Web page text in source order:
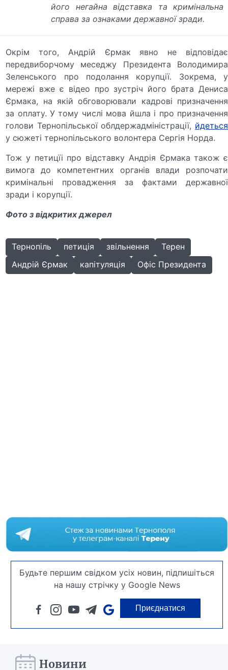
його негайна відставка та кримінальна
справа за ознаками державної зради.
Окрім того, Андрій Єрмак явно не відповідає
передвиборчому меседжу Президента Володимира
Зеленського про подолання корупції. Зокрема, у
мережі вже є відео про зустріч його брата Дениса
Єрмака, на якій обговорювали кадрові призначення
за оплату. У тому числі мова йшла і про призначення
голови Тернопільської облдержадміністрації, йдеться
у сюжеті тернопільського волонтера Сергія Норда.
Тож у петицїі про відставку Андрія Єрмака також є
вимога до компетентних органів влади розпочати
кримінальні провадження за фактами державної
зради і корупції.
Фото з відкритих джерел
Тернопіль петиція звільнення
Терен
Андрій Єрмак
капітуляція Офіс Президента
Будьте першим свідком усіх новин, підпишіться
на нашу стрічку у Google News
Приєднатися
Новини